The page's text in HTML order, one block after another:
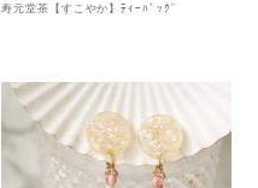
寿元堂茶【すこやか】ﾃｨｰﾊﾞｯｸﾞ